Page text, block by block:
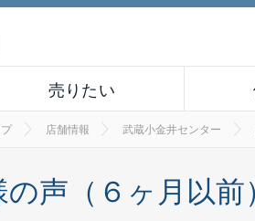
売りたい
店舗情報 武蔵小金井センター
声（６ヶ月以前